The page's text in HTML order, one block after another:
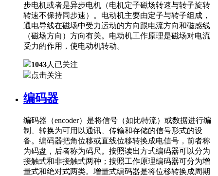
步电机或者是异步电机（电机定子磁场转速与转子旋转
转速不保持同步速）。电动机主要由定子与转子组成，
通电导线在磁场中受力运动的方向跟电流方向和磁感线
（磁场方向）方向有关。电动机工作原理是磁场对电流
受力的作用，使电动机转动。
1043人已关注
点击关注
编码器
编码器（encoder）是将信号（如比特流）或数据进行编
制、转换为可用以通讯、传输和存储的信号形式的设
备。编码器把角位移或直线位移转换成电信号，前者称
为码盘，后者称为码尺。按照读出方式编码器可以分为
接触式和非接触式两种；按照工作原理编码器可分为增
量式和绝对式两类。增量式编码器是将位移转换成周期